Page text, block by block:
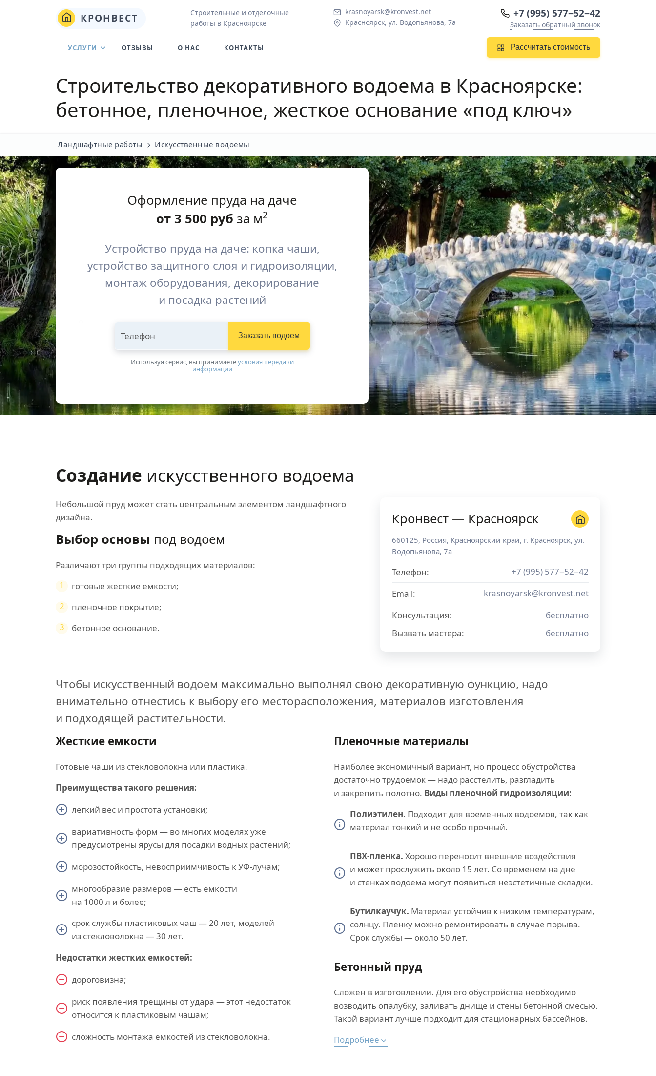
КРОНВЕСТ
Строительные и отделочные
работы в Красноярске
krasnoyarsk@kronvest.net
Красноярск, ул. Водопьянова, 7а
+7 (995) 577−52−42
Заказать обратный звонок
Рассчитать стоимость
УСЛУГИ ОТЗЫВЫ О НАС КОНТАКТЫ
Строительство декоративного водоема в Красноярске:
бетонное, пленочное, жесткое основание «под ключ»
Ландшафтные работы Искусственные водоемы
Оформление пруда на даче
от 3 500 руб за м2
Устройство пруда на даче: копка чаши,
устройство защитного слоя и гидроизоляции,
монтаж оборудования, декорирование
и посадка растений
Телефон Заказать водоем
Используя сервис, вы принимаетeусловия передачи
информации
Создание искусственного водоема
Небольшой пруд может стать центральным элементом ландшафтного
дизайна.
Выбор основы под водоем
Различают три группы подходящих материалов:
1
готовые жесткие емкости;
2
пленочное покрытие;
3
бетонное основание.
Кронвест — Красноярск
660125, Россия, Красноярский край, г. Красноярск, ул.
Водопьянова, 7а
Телефон:
+7 (995) 577−52−42
Email:
krasnoyarsk@kronvest.net
Консультация:
бесплатно
Вызвать мастера:
бесплатно
Чтобы искусственный водоем максимально выполнял свою декоративную функцию, надо
внимательно отнестись к выбору его месторасположения, материалов изготовления
и подходящей растительности.
Жесткие емкости
Готовые чаши из стекловолокна или пластика.
Преимущества такого решения:
легкий вес и простота установки;
вариативность форм — во многих моделях уже
предусмотрены ярусы для посадки водных растений;
морозостойкость, невосприимчивость к УФ-лучам;
многообразие размеров — есть емкости
на 1000 л и более;
срок службы пластиковых чаш — 20 лет, моделей
из стекловолокна — 30 лет.
Недостатки жестких емкостей:
дороговизна;
риск появления трещины от удара — этот недостаток
относится к пластиковым чашам;
cложность монтажа емкостей из стекловолокна.
Пленочные материалы
Наиболее экономичный вариант, но процесс обустройства
достаточно трудоемок — надо расстелить, разгладить
и закрепить полотно. Виды пленочной гидроизоляции:
Полиэтилен. Подходит для временных водоемов, так как
материал тонкий и не особо прочный.
ПВХ-пленка. Хорошо переносит внешние воздействия
и может прослужить около 15 лет. Со временем на дне
и стенках водоема могут появиться неэстетичные складки.
Бутилкаучук. Материал устойчив к низким температурам,
солнцу. Пленку можно ремонтировать в случае порыва.
Срок службы — около 50 лет.
Бетонный пруд
Сложен в изготовлении. Для его обустройства необходимо
возводить опалубку, заливать днище и стены бетонной смесью.
Такой вариант лучше подходит для стационарных бассейнов.
Подробнее